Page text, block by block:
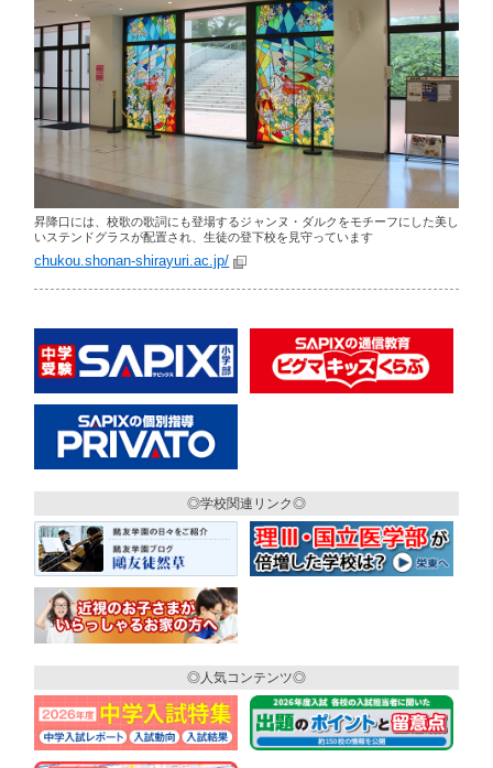
昇降口には、校歌の歌詞にも登場するジャンヌ・ダルクをモチーフにした美し
いステンドグラスが配置され、生徒の登下校を見守っています
chukou.shonan-shirayuri.ac.jp/
◎学校関連リンク◎
◎人気コンテンツ◎